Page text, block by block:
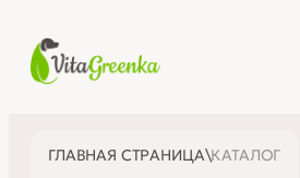
ГЛАВНАЯ СТРАНИЦА\КАТАЛОГ